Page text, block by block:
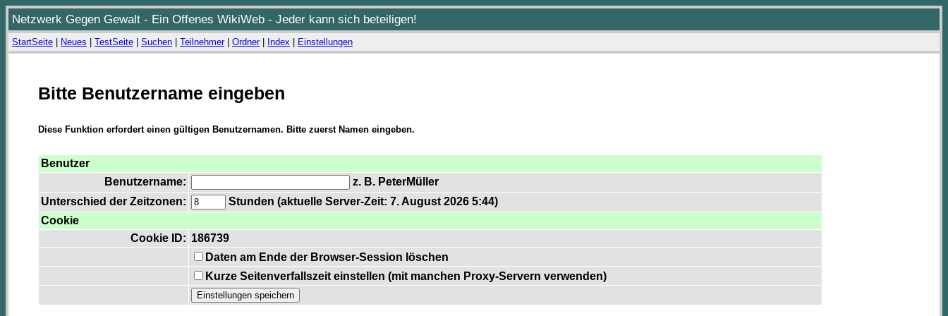
Netzwerk Gegen Gewalt - Ein Offenes WikiWeb - Jeder kann sich beteiligen!
StartSeite Neues TestSeite Suchen Teilnehmer| Ordner| Index Einstellungen
Bitte Benutzername eingeben
Diese Funktion erfordert einen gültigen Benutzernamen. Bitte zuerst Namen eingeben.
Benutzer
Benutzername:
z. B. PeterMüller
Unterschied der Zeitzonen:
Stunden (aktuelle Server-Zeit: 7. August 2026 5:44)
Cookie
Cookie ID: 186739
Daten am Ende der Browser-Session löschen
Kurze Seitenverfallszeit einstellen (mit manchen Proxy-Servern verwenden)